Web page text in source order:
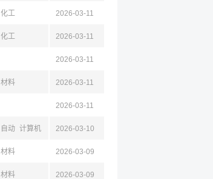
化工 2026-03-11
化工 2026-03-11
2026-03-11
材料 2026-03-11
2026-03-11
自动 计算机 2026-03-10
材料 2026-03-09
材料 2026-03-09